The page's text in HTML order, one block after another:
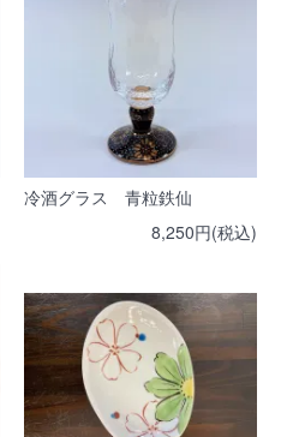
冷酒グラス 青粒鉄仙
8,250円(税込)